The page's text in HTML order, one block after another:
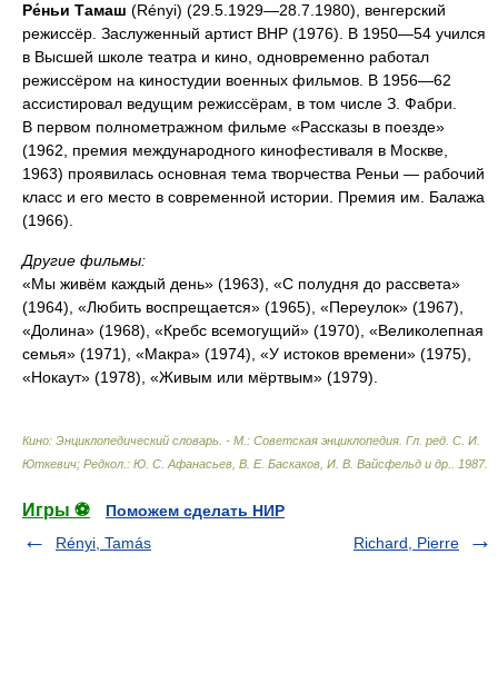
Ре́ньи Тамаш (Rényi) (29.5.1929—28.7.1980), венгерский
режиссёр. Заслуженный артист ВНР (1976). В 1950—54 учился
в Высшей школе театра и кино, одновременно работал
режиссёром на киностудии военных фильмов. В 1956—62
ассистировал ведущим режиссёрам, в том числе З. Фабри.
В первом полнометражном фильме «Рассказы в поезде»
(1962, премия международного кинофестиваля в Москве,
1963) проявилась основная тема творчества Реньи — рабочий
класс и его место в современной истории. Премия им. Балажа
(1966).
Другие фильмы:
«Мы живём каждый день» (1963), «С полудня до рассвета»
(1964), «Любить воспрещается» (1965), «Переулок» (1967),
«Долина» (1968), «Кребс всемогущий» (1970), «Великолепная
семья» (1971), «Макра» (1974), «У истоков времени» (1975),
«Нокаут» (1978), «Живым или мёртвым» (1979).
Кино: Энциклопедический словарь. - М.: Советская энциклопедия Гл. ред. С. И.
Юткевич; Редкол.: Ю. С. Афанасьев, В. Е. Баскаков, И. В. Вайсфельд и др.
1987.
Игры ⚽
Поможем сделать НИР
Rényi, Tamás
Richard, Pierre